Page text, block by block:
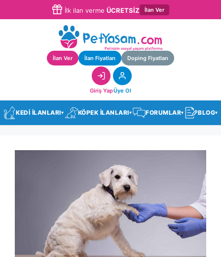
İlk ilan verme ÜCRETSİZ İlan Ver
İlan Ver İlan Fiyatları Doping Fiyatları
Giriş YapÜye Ol
KEDİ İLANLARI▾ KÖPEK İLANLARI▾ FORUMLAR▾ BLOG▾